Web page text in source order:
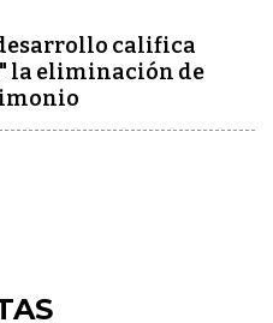
califica
la eliminación de